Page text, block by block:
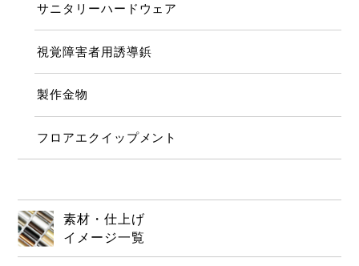
サニタリーハードウェア
視覚障害者用誘導鋲
製作金物
フロアエクイップメント
素材・仕上げ
イメージ一覧